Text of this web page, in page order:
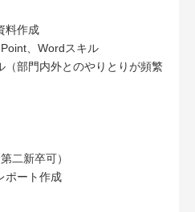
料作成
、Wordスキル
（部門内外とのやりとりが頻繁
二新卒可）
ポート作成